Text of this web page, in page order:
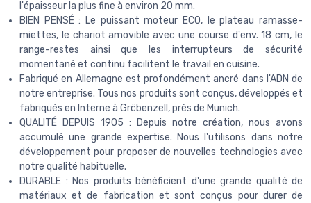
l'épaisseur la plus fine à environ 20 mm.
BIEN PENSÉ : Le puissant moteur ECO, le plateau ramasse-
miettes, le chariot amovible avec une course d'env. 18 cm, le
range-restes ainsi que les interrupteurs de sécurité
momentané et continu facilitent le travail en cuisine.
Fabriqué en Allemagne est profondément ancré dans l'ADN de
notre entreprise. Tous nos produits sont conçus, développés et
fabriqués en Interne à Gröbenzell, près de Munich.
QUALITÉ DEPUIS 1905 : Depuis notre création, nous avons
accumulé une grande expertise. Nous l'utilisons dans notre
développement pour proposer de nouvelles technologies avec
notre qualité habituelle.
DURABLE : Nos produits bénéficient d'une grande qualité de
matériaux et de fabrication et sont conçus pour durer de